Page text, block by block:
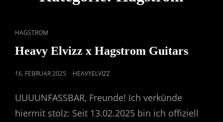
CAT
LINKS
HAGSTROM
Heavy Elvizz x Hagstrom Guitars
POSTED
16. FEBRUAR 2025 HEAVYELVIZZ
UUUUNFASSBAR, Freunde! Ich verkünde
hiermit stolz: Seit 13.02.2025 bin ich offiziell